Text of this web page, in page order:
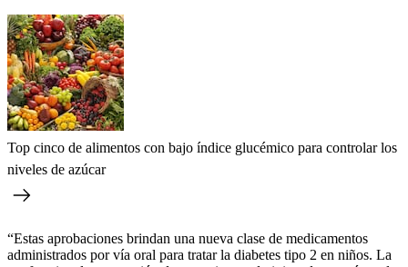
Top cinco de alimentos con bajo índice glucémico para controlar los
niveles de azúcar
“Estas aprobaciones brindan una nueva clase de medicamentos
administrados por vía oral para tratar la diabetes tipo 2 en niños. La